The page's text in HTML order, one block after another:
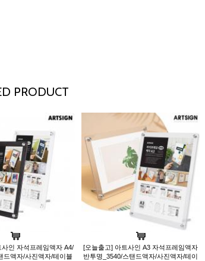
PRODUCT
사인 자석프레임액자 A4/
드액자/사진액자/테이블
[오늘출고] 아트사인 A3 자석프레임액자
반투명_3540/스탠드액자/사진액자/테이